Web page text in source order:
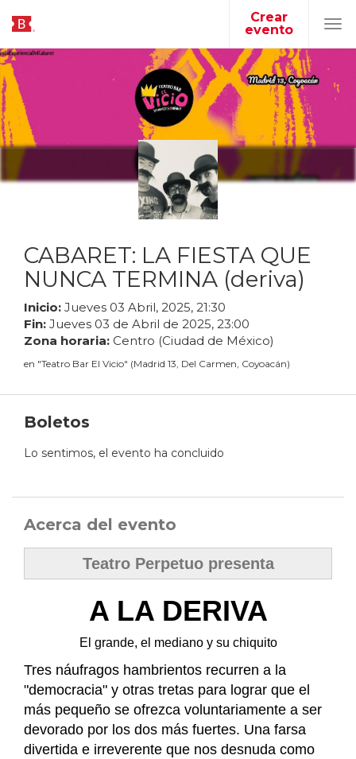
Crear
evento
CABARET: LA FIESTA QUE
NUNCA TERMINA (deriva)
Inicio: Jueves 03 Abril, 2025, 21:30
Fin: Jueves 03 de Abril de 2025, 23:00
Zona horaria: Centro (Ciudad de México)
en "Teatro Bar El Vicio" (Madrid 13, Del Carmen, Coyoacán)
Boletos
Lo sentimos, el evento ha concluido
Acerca del evento
Teatro Perpetuo presenta
A LA DERIVA
El grande, el mediano y su chiquito
Tres náufragos hambrientos recurren a la
"democracia" y otras tretas para lograr que el
más pequeño se ofrezca voluntariamente a ser
devorado por los dos más fuertes. Una farsa
divertida e irreverente que nos desnuda como